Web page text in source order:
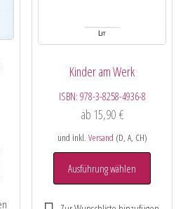
Kinder am Werk
ISBN: 978-3-8258-4936-8
ab 15,90 €
und inkl. Versand (D, A, CH)
Ausführung wählen